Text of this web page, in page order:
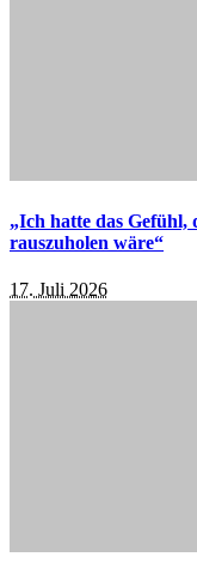
„Ich hatte das Gefühl,
rauszuholen wäre“
17. Juli 2026